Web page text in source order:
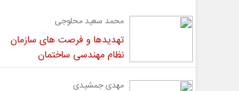
محمد سعید محلوجی
تهدیدها و فرصت های سازمان
نظام مهندسی ساختمان
مهدی جمشیدی